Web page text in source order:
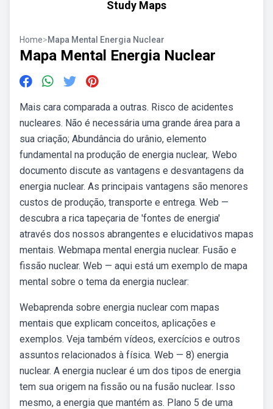
Study Maps
Home>Mapa Mental Energia Nuclear
Mapa Mental Energia Nuclear
Mais cara comparada a outras. Risco de acidentes
nucleares. Não é necessária uma grande área para a
sua criação; Abundância do urânio, elemento
fundamental na produção de energia nuclear,. Webo
documento discute as vantagens e desvantagens da
energia nuclear. As principais vantagens são menores
custos de produção, transporte e entrega. Web —
descubra a rica tapeçaria de 'fontes de energia'
através dos nossos abrangentes e elucidativos mapas
mentais. Webmapa mental energia nuclear. Fusão e
fissão nuclear. Web — aqui está um exemplo de mapa
mental sobre o tema da energia nuclear:
Webaprenda sobre energia nuclear com mapas
mentais que explicam conceitos, aplicações e
exemplos. Veja também vídeos, exercícios e outros
assuntos relacionados à física. Web — 8) energia
nuclear. A energia nuclear é um dos tipos de energia
tem sua origem na fissão ou na fusão nuclear. Isso
mesmo, a energia que mantém as. Plano 5 de uma